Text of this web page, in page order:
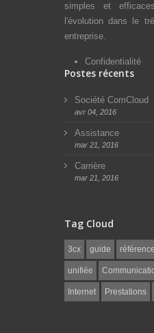
simples et
l'évolution dans le
entreprise.
Confidentialité
Postes récents
Société ComCloud
avr 04, 2016
Assistance
mar 21, 2016
Carrière
mar 21, 2016
Tag Cloud
3cx guide référence
unifiée
Internet Prestations